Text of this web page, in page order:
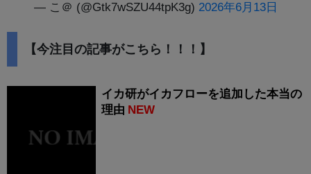
— こ＠ (@Gtk7wSZU44tpK3g) 2026年6月13日
【今注目の記事がこちら！！！】
イカ研がイカフローを追加した本当の
理由 NEW